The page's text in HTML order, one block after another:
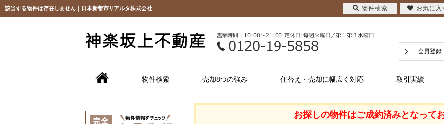
該当する物件は存在しません｜日本新都市リアルタ株式会社
会員登録
物件検索 売却8つの強み 住替え・売却に幅広く対応 取引実績
お探しの物件はご成約済みとなってお
物件検索 お気に入